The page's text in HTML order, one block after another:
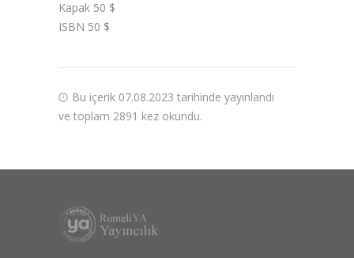
Kapak 50 $
ISBN 50 $
Bu içerik 07.08.2023 tarihinde yayınlandı
ve toplam 2891 kez okundu.